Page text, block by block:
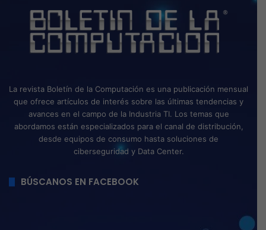
La revista Boletín de la Computación es una publicación mensual
que ofrece artículos de interés sobre las últimas tendencias y
avances en el campo de la Industria TI. Los temas que
abordamos están especializados para el canal de distribución,
desde equipos de consumo hasta soluciones de
ciberseguridad y Data Center.
BÚSCANOS EN FACEBOOK